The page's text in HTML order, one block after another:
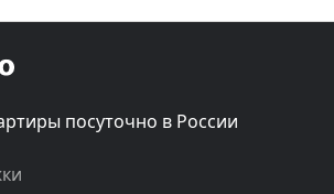
посуточно в России